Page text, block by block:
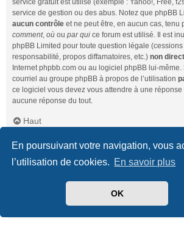
En poursuivant votre navigation, vous
l’utilisation de cookies. En savoir plus
OK
service gratuit est utilisé (exemple : Yahoo!, Free,
service de gestion ou des abus. Notez que phpBB
aucun contrôle et ne peut être, en aucun cas, tenu
comment, où ou par qui ce forum est utilisé. Il est
phpBB Limited pour toute question légale
responsabilité, propos diffamatoires, etc.) non
Internet phpbb.com ou au logiciel phpBB lui-
courriel au groupe phpBB à propos de l’utilisation
ce logiciel vous devez vous attendre à une
aucune réponse du tout.
Haut
Comment puis-je contacter un administrateur du
Pour l’ensemble des utilisateurs du forum, vous
« Nous contacter », si ce dernier a été activé par un